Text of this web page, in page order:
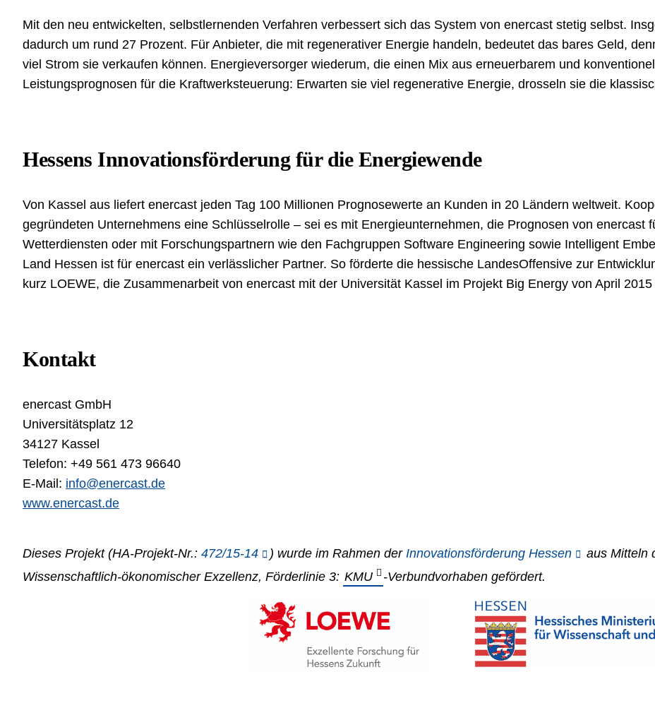
Mit den neu entwickelten, selbstlernenden Verfahren verbessert sich das System von enercast stetig selbst.
dadurch um rund 27 Prozent. Für Anbieter, die mit regenerativer Energie handeln, bedeutet das bares Geld,
viel Strom sie verkaufen können. Energieversorger wiederum, die einen Mix aus erneuerbarem und
Leistungsprognosen für die Kraftwerksteuerung: Erwarten sie viel regenerative Energie, drosseln sie die
Hessens Innovationsförderung für die Energiewende
Von Kassel aus liefert enercast jeden Tag 100 Millionen Prognosewerte an Kunden in 20 Ländern weltweit.
gegründeten Unternehmens eine Schlüsselrolle – sei es mit Energieunternehmen, die Prognosen von enercast
Wetterdiensten oder mit Forschungspartnern wie den Fachgruppen Software Engineering sowie Intelligent
Land Hessen ist für enercast ein verlässlicher Partner. So förderte die hessische LandesOffensive zur
kurz LOEWE, die Zusammenarbeit von enercast mit der Universität Kassel im Projekt Big Energy von April
Kontakt
enercast GmbH
Universitätsplatz 12
34127 Kassel
Telefon: +49 561 473 96640
E-Mail: info@enercast.de
www.enercast.de
Dieses Projekt (HA-Projekt-Nr.: 472/15-14 ) wurde im Rahmen der Innovationsförderung Hessen
aus Mitteln
Wissenschaftlich-ökonomischer Exzellenz, Förderlinie 3: KMU -Verbundvorhaben gefördert.